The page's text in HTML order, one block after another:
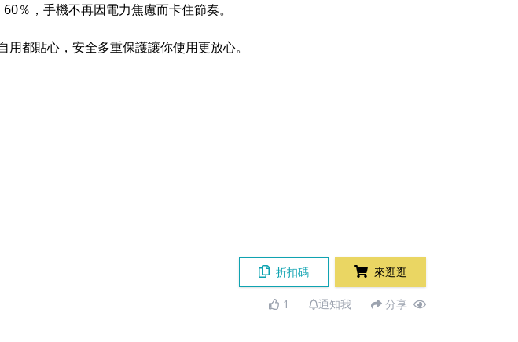
％，手機不再因電力焦慮而卡住節奏。
都貼心，安全多重保護讓你使用更放心。
折扣碼 來逛逛
1 通知我 分享